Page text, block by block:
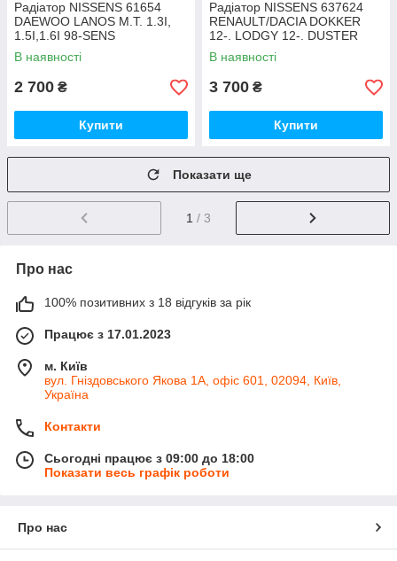
Радіатор NISSENS 61654
DAEWOO LANOS M.T. 1.3I,
1.5I,1.6I 98-SENS
В наявності
2 700 ₴
Купити
Радіатор NISSENS 637624
RENAULT/DACIA DOKKER
12-. LODGY 12-. DUSTER
10-. LOGAN 12
В наявності
3 700 ₴
Купити
Показати ще
1 / 3
Про нас
100% позитивних з 18 відгуків за рік
Працює з 17.01.2023
м. Київ
вул. Гніздовського Якова 1А, офіс 601, 02094, Київ,
Україна
Контакти
Сьогодні працює з 09:00 до 18:00
Показати весь графік роботи
Про нас